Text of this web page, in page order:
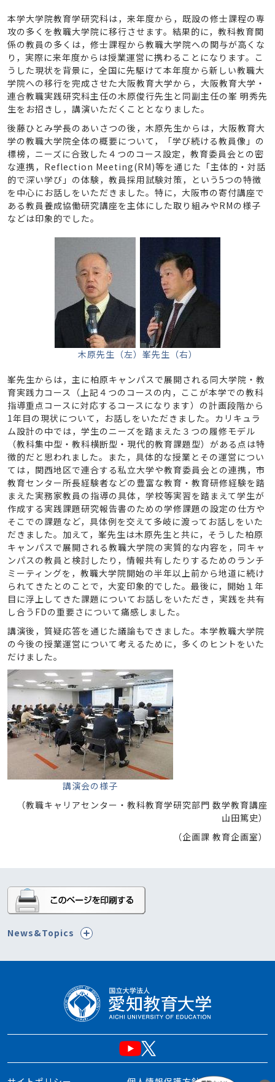
本学大学院教育学研究科は，来年度から，既設の修士課程の専
攻の多くを教職大学院に移行させます。結果的に，教科教育関
係の教員の多くは，修士課程から教職大学院への関与が高くな
り，実際に来年度からは授業運営に携わることになります。こ
うした現状を背景に，全国に先駆けて本年度から新しい教職大
学院への移行を完成させた大阪教育大学から，大阪教育大学・
連合教職実践研究科主任の木原俊行先生と同副主任の峯 明秀先
生をお招きし，講演いただくこととなりました。
後藤ひとみ学長のあいさつの後，木原先生からは，大阪教育大
学の教職大学院全体の概要について，「学び続ける教員像」の
標榜，ニーズに合致した４つのコース設定，教育委員会との密
な連携，Reflection Meeting(RM)等を通じた「主体的・対話
的で深い学び」の体験，教員採用試験対策，という5つの特徴
を中心にお話しをいただきました。特に，大阪市の寄付講座で
ある教員養成協働研究講座を主体にした取り組みやRMの様子
などは印象的でした。
木原先生（左）峯先生（右）
峯先生からは，主に柏原キャンパスで展開される同大学院・教
育実践力コース（上記４つのコースの内，ここが本学での教科
指導重点コースに対応するコースになります）の計画段階から
1年目の現状について，お話しをいただきました。カリキュラ
ム設計の中では，学生のニーズを踏まえた３つの履修モデル
（教科集中型・教科横断型・現代的教育課題型）がある点は特
徴的だと思われました。また，具体的な授業とその運営につい
ては，関西地区で連合する私立大学や教育委員会との連携，市
教育センター所長経験者などの豊富な教育・教育研修経験を踏
まえた実務家教員の指導の具体，学校等実習を踏まえて学生が
作成する実践課題研究報告書のための学修課題の設定の仕方や
そこでの課題など，具体例を交えて多岐に渡ってお話しをいた
だきました。加えて，峯先生は木原先生と共に，そうした柏原
キャンパスで展開される教職大学院の実質的な内容を，同キャ
ンパスの教員と検討したり，情報共有したりするためのランチ
ミーティングを，教職大学院開始の半年以上前から地道に続け
られてきたとのことで，大変印象的でした。最後に，開始１年
目に浮上してきた課題についてお話しをいただき，実践を共有
し合うFDの重要さについて痛感しました。
講演後，質疑応答を通じた議論もできました。本学教職大学院
の今後の授業運営について考えるために，多くのヒントをいた
だけました。
講演会の様子
（教職キャリアセンター・教科教育学研究部門 数学教育講座
山田篤史）
（企画課 教育企画室）
News&Topics